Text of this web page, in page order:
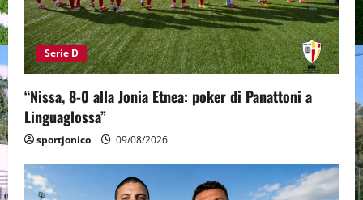
Serie D
“Nissa, 8-0 alla Jonia Etnea: poker di Panattoni a
Linguaglossa”
sportjonico 09/08/2026